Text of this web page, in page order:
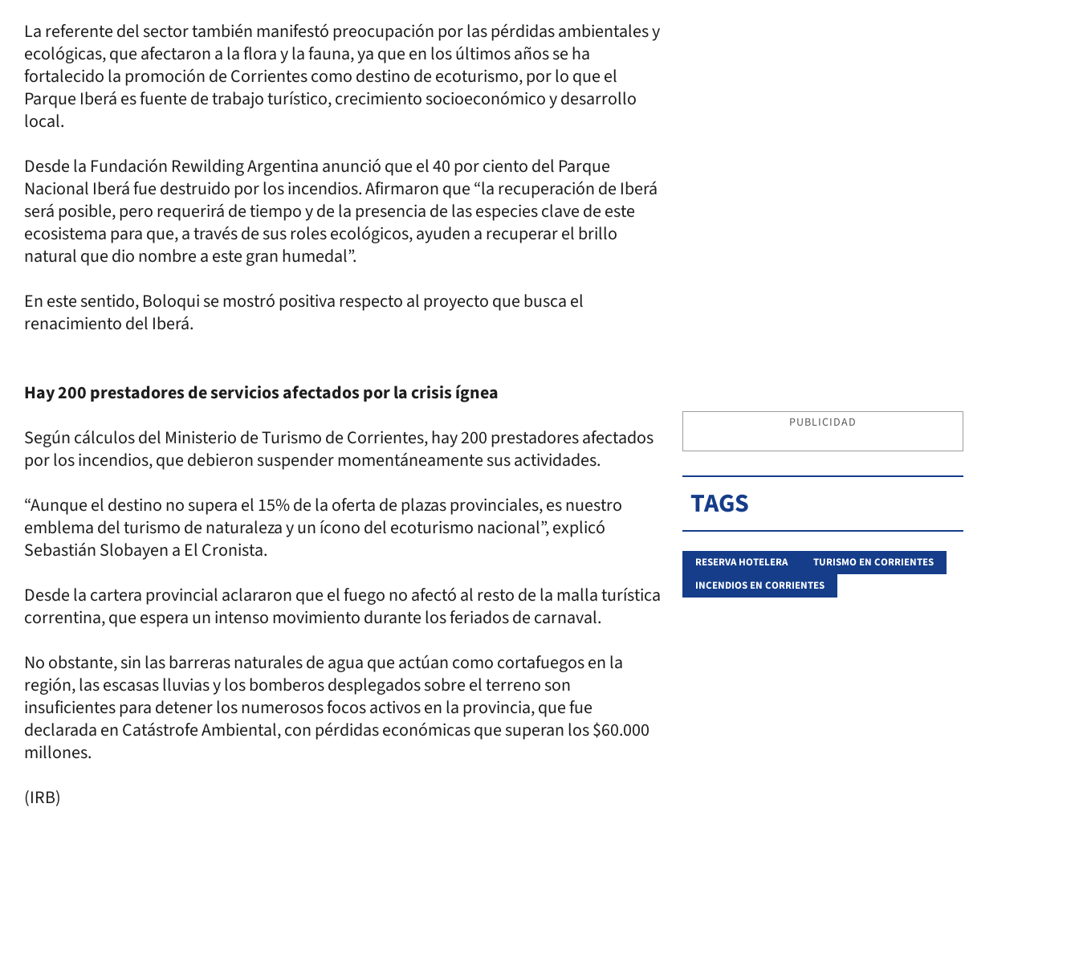
La referente del sector también manifestó preocupación por las pérdidas ambientales y
ecológicas, que afectaron a la flora y la fauna, ya que en los últimos años se ha
fortalecido la promoción de Corrientes como destino de ecoturismo, por lo que el
Parque Iberá es fuente de trabajo turístico, crecimiento socioeconómico y desarrollo
local.
Desde la Fundación Rewilding Argentina anunció que el 40 por ciento del Parque
Nacional Iberá fue destruido por los incendios. Afirmaron que “la recuperación de Iberá
será posible, pero requerirá de tiempo y de la presencia de las especies clave de este
ecosistema para que, a través de sus roles ecológicos, ayuden a recuperar el brillo
natural que dio nombre a este gran humedal”.
En este sentido, Boloqui se mostró positiva respecto al proyecto que busca el
renacimiento del Iberá.
Hay 200 prestadores de servicios afectados por la crisis ígnea
Según cálculos del Ministerio de Turismo de Corrientes, hay 200 prestadores afectados
por los incendios, que debieron suspender momentáneamente sus actividades.
“Aunque el destino no supera el 15% de la oferta de plazas provinciales, es nuestro
emblema del turismo de naturaleza y un ícono del ecoturismo nacional”, explicó
Sebastián Slobayen a El Cronista.
Desde la cartera provincial aclararon que el fuego no afectó al resto de la malla turística
correntina, que espera un intenso movimiento durante los feriados de carnaval.
No obstante, sin las barreras naturales de agua que actúan como cortafuegos en la
región, las escasas lluvias y los bomberos desplegados sobre el terreno son
insuficientes para detener los numerosos focos activos en la provincia, que fue
declarada en Catástrofe Ambiental, con pérdidas económicas que superan los $60.000
millones.
(IRB)
PUBLICIDAD
TAGS
RESERVA HOTELERA
TURISMO EN CORRIENTES
INCENDIOS EN CORRIENTES